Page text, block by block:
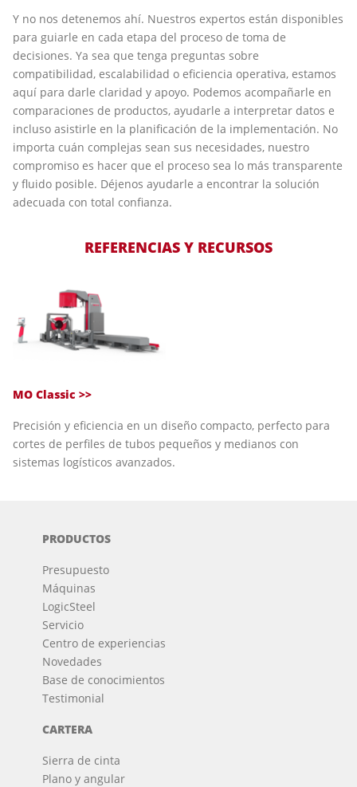
Y no nos detenemos ahí. Nuestros expertos están disponibles
para guiarle en cada etapa del proceso de toma de
decisiones. Ya sea que tenga preguntas sobre
compatibilidad, escalabilidad o eficiencia operativa, estamos
aquí para darle claridad y apoyo. Podemos acompañarle en
comparaciones de productos, ayudarle a interpretar datos e
incluso asistirle en la planificación de la implementación. No
importa cuán complejas sean sus necesidades, nuestro
compromiso es hacer que el proceso sea lo más transparente
y fluido posible. Déjenos ayudarle a encontrar la solución
adecuada con total confianza.
REFERENCIAS Y RECURSOS
MO Classic >>
Precisión y eficiencia en un diseño compacto, perfecto para
cortes de perfiles de tubos pequeños y medianos con
sistemas logísticos avanzados.
PRODUCTOS
Presupuesto
Máquinas
LogicSteel
Servicio
Centro de experiencias
Novedades
Base de conocimientos
Testimonial
CARTERA
Sierra de cinta
Plano y angular